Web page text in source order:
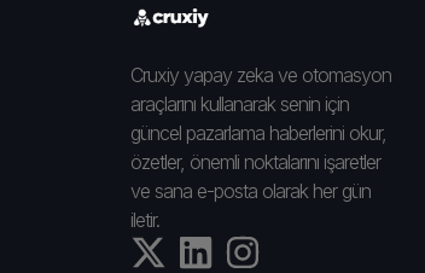
Cruxiy yapay zeka ve otomasyon
araçlarını kullanarak senin için
güncel pazarlama haberlerini okur,
özetler, önemli noktalarını işaretler
ve sana e-posta olarak her gün
iletir.